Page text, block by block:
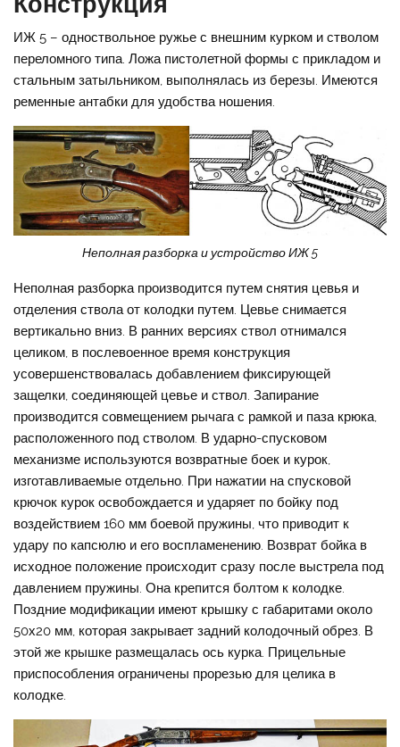
ИЖ 5 – одноствольное ружье с внешним курком и стволом
переломного типа. Ложа пистолетной формы с прикладом и
стальным затыльником, выполнялась из березы. Имеются
ременные антабки для удобства ношения.
Неполная разборка и устройство ИЖ 5
Неполная разборка производится путем снятия цевья и
отделения ствола от колодки путем. Цевье снимается
вертикально вниз. В ранних версиях ствол отнимался
целиком, в послевоенное время конструкция
усовершенствовалась добавлением фиксирующей
защелки, соединяющей цевье и ствол. Запирание
производится совмещением рычага с рамкой и паза крюка,
расположенного под стволом. В ударно-спусковом
механизме используются возвратные боек и курок,
изготавливаемые отдельно. При нажатии на спусковой
крючок курок освобождается и ударяет по бойку под
воздействием 160 мм боевой пружины, что приводит к
удару по капсюлю и его воспламенению. Возврат бойка в
исходное положение происходит сразу после выстрела под
давлением пружины. Она крепится болтом к колодке.
Поздние модификации имеют крышку с габаритами около
50х20 мм, которая закрывает задний колодочный обрез. В
этой же крышке размещалась ось курка. Прицельные
приспособления ограничены прорезью для целика в
колодке.